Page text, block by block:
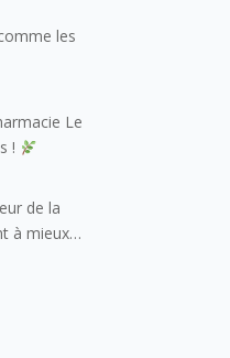
et amis
et
les
Le
!
de la
à mieux
risques